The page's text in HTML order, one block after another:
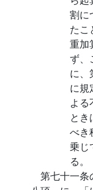
割に
たこ
重加
ず、
に、
に規
よる
とき
べき
乗じ
る。
第七十一条